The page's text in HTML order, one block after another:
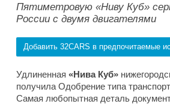
Пятиметровую «Ниву Куб»
России с двумя двигателями
Добавить 32CARS в предпочитаемые
Удлиненная «Нива Куб»
получила Одобрение типа
Самая любопытная деталь